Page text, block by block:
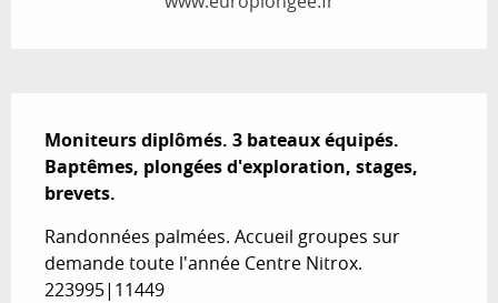
Moniteurs diplômés. 3 bateaux équipés.
Baptêmes, plongées d'exploration, stages,
brevets.
Randonnées palmées. Accueil groupes sur
demande toute l'année Centre Nitrox.
223995|11449